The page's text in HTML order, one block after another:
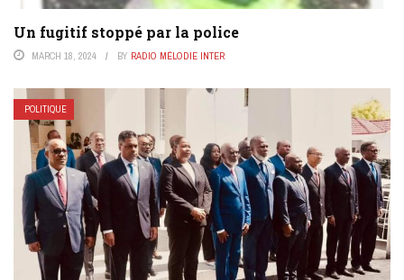
Un fugitif stoppé par la police
MARCH 18, 2024 BY RADIO MÉLODIE INTER
POLITIQUE